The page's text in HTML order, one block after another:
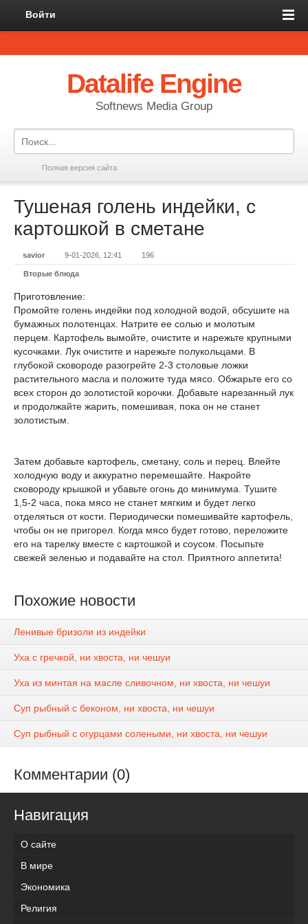
Войти
Datalife Engine
Softnews Media Group
Полная версия сайта
Тушеная голень индейки, с
картошкой в сметане
savior 9-01-2026, 12:41 196
Вторые блюда
Приготовление:
Промойте голень индейки под холодной водой, обсушите на
бумажных полотенцах. Натрите ее солью и молотым
перцем. Картофель вымойте, очистите и нарежьте крупными
кусочками. Лук очистите и нарежьте полукольцами. В
глубокой сковороде разогрейте 2-3 столовые ложки
растительного масла и положите туда мясо. Обжарьте его со
всех сторон до золотистой корочки. Добавьте нарезанный лук
и продолжайте жарить, помешивая, пока он не станет
золотистым.
Затем добавьте картофель, сметану, соль и перец. Влейте
холодную воду и аккуратно перемешайте. Накройте
сковороду крышкой и убавьте огонь до минимума. Тушите
1,5-2 часа, пока мясо не станет мягким и будет легко
отделяться от кости. Периодически помешивайте картофель,
чтобы он не пригорел. Когда мясо будет готово, переложите
его на тарелку вместе с картошкой и соусом. Посыпьте
свежей зеленью и подавайте на стол. Приятного аппетита!
Похожие новости
Ленивые бризоли из индейки
Уха с гречкой, ни хвоста, ни чешуи
Уха из минтая на масле сливочном, ни хвоста, ни чешуи
Суп рыбный с беконом, ни хвоста, ни чешуи
Суп рыбный с огурцами солеными, ни хвоста, ни чешуи
Комментарии (0)
Навигация
О сайте
В мире
Экономика
Религия